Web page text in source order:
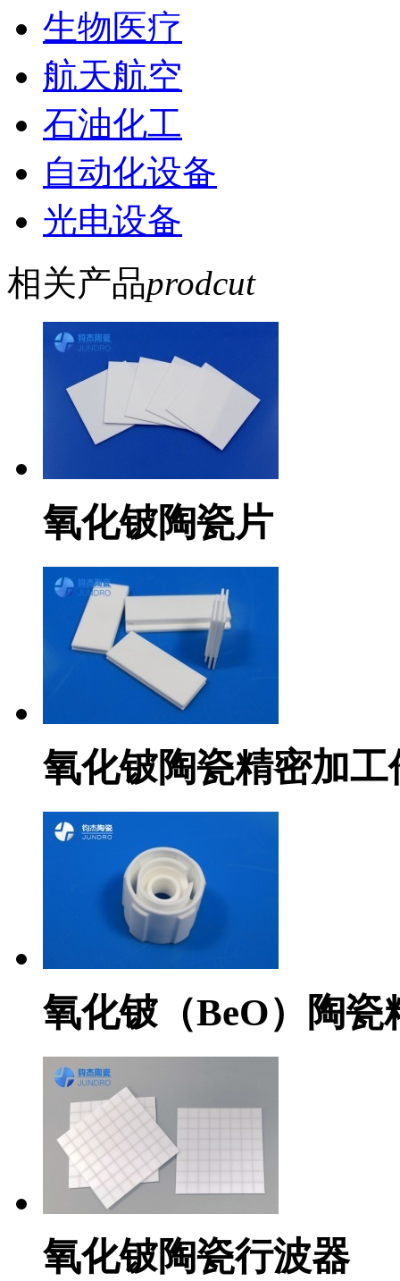
生物医疗
航天航空
石油化工
自动化设备
光电设备
相关产品prodcut
氧化铍陶瓷片
氧化铍陶瓷精密加工
氧化铍（BeO）陶瓷
氧化铍陶瓷行波器